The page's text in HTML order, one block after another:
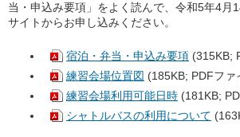
当・申込み要項」をよく読んで、令和5年4月
サイトからお申し込みください。
宿泊・弁当・申込み要項 (315KB;
練習会場位置図 (185KB; PDFファ
練習会場利用可能日時 (181KB;
シャトルバスの利用について